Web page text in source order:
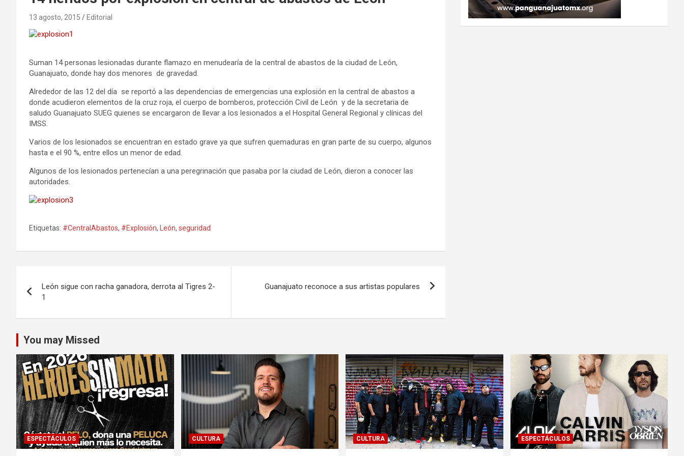
13 agosto, 2015 Editorial
Suman 14 personas lesionadas durante flamazo en menudearía de la central de abastos de la ciudad de León,
Guanajuato, donde hay dos menores de gravedad.
Alrededor de las 12 del día se reportó a las dependencias de emergencias una explosión en la central de abastos a
donde acudieron elementos de la cruz roja, el cuerpo de bomberos, protección Civil de León y de la secretaria de
saludo Guanajuato SUEG quienes se encargaron de llevar a los lesionados a el Hospital General Regional y clínicas del
IMSS.
Varios de los lesionados se encuentran en estado grave ya que sufren quemaduras en gran parte de su cuerpo, algunos
hasta e el 90 %, entre ellos un menor de edad.
Algunos de los lesionados pertenecían a una peregrinación que pasaba por la ciudad de León, dieron a conocer las
autoridades.
Etiquetas: #CentralAbastos, #Explosión, León, seguridad
de
entradas
León sigue con racha ganadora, derrota al Tigres 2-
1
Guanajuato reconoce a sus artistas populares
You may Missed
ESPECTÁCULOS CULTURA CULTURA ESPECTÁCULOS